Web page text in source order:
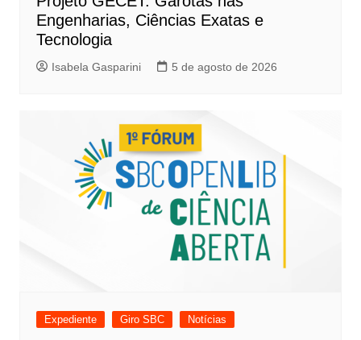
Engenharias, Ciências Exatas e
Tecnologia
Isabela Gasparini 5 de agosto de 2026
Expediente Giro SBC Notícias